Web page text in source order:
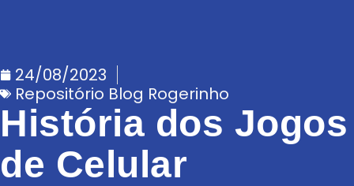
24/08/2023
Repositório Blog Rogerinho
História dos Jogos
de Celular